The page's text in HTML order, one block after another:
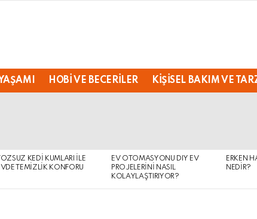
HOBI VE BECERILER KIŞISEL BAKIM VE
TOZSUZ KEDI KUMLARI ILE
TEMIZLIK KONFORU
EV OTOMASYONU DIY EV
PROJELERINI NASIL
KOLAYLAŞTIRIYOR?
ERKEN
NEDIR?